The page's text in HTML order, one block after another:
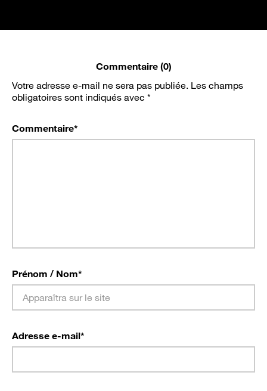
Commentaire (0)
Votre adresse e-mail ne sera pas publiée. Les champs
obligatoires sont indiqués avec *
Commentaire*
Prénom / Nom*
Adresse e-mail*